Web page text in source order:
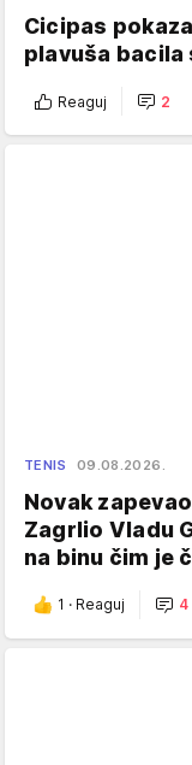
Cicipas
plavuša bacila
Reaguj 2
TENIS 09.08.2026.
Novak
Zagrlio Vladu
na binu čim je
1 · Reaguj 4